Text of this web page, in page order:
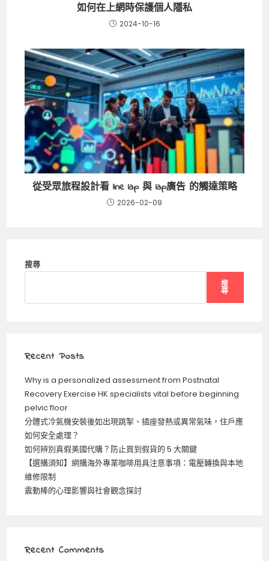
如何在上網時保護個人隱私
2024-10-16
從受眾旅程設計看 line lap 與 lap廣告 的觸達策略
2026-02-09
搜尋
搜
尋
Recent Posts
Why is a personalized assessment from Postnatal
Recovery Exercise HK specialists vital before beginning
pelvic floor
分體式冷氣機安裝後如出現跳掣、插座發熱或異常氣味，住戶應
如何安全處理？
如何辨別真假美國代購？防止買到假貨的 5 大關鍵
【選購須知】網購海外專業咖啡用具注意事項：電壓轉換與本地
維修限制
震動棒的心理影響與社會觀念探討
Recent Comments